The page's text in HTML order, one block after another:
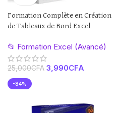
Formation Complète en Création
de Tableaux de Bord Excel
📂 Formation Excel (Avancé)
25,000CFA 3,990CFA
-84%